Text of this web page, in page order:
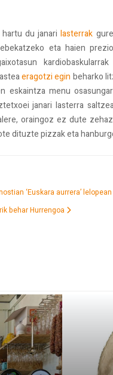
hartu du janarilasterrak
eta haien
eragotzi egin beharko
menu
janari lasterra
oraingoz ez dute
dituzte pizzak eta
‘Euskara aurrera’ lelopean
beharHurrengoa